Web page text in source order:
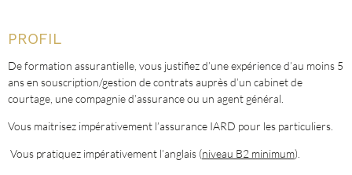
PROFIL
De formation assurantielle, vous justifiez d’une expérience d’au moins 5
ans en souscription/gestion de contrats auprès d’un cabinet de
courtage, une compagnie d’assurance ou un agent général.
Vous maitrisez impérativement l’assurance IARD pour les particuliers.
Vous pratiquez impérativement l’anglais (niveau B2 minimum).